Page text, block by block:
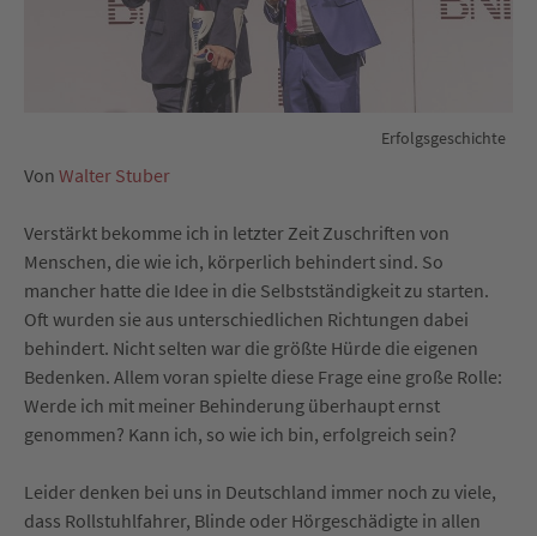
Erfolgsgeschichte
Von Walter Stuber
Verstärkt bekomme ich in letzter Zeit Zuschriften von
Menschen, die wie ich, körperlich behindert sind. So
mancher hatte die Idee in die Selbstständigkeit zu starten.
Oft wurden sie aus unterschiedlichen Richtungen dabei
behindert. Nicht selten war die größte Hürde die eigenen
Bedenken. Allem voran spielte diese Frage eine große Rolle:
Werde ich mit meiner Behinderung überhaupt ernst
genommen? Kann ich, so wie ich bin, erfolgreich sein?
Leider denken bei uns in Deutschland immer noch zu viele,
dass Rollstuhlfahrer, Blinde oder Hörgeschädigte in allen